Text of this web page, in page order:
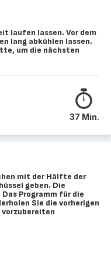
laufen lassen. Vor dem
lang abkühlen lassen.
um die nächsten
37 Min.
mit der Hälfte der
geben. Die
Programm für die
Sie die vorherigen